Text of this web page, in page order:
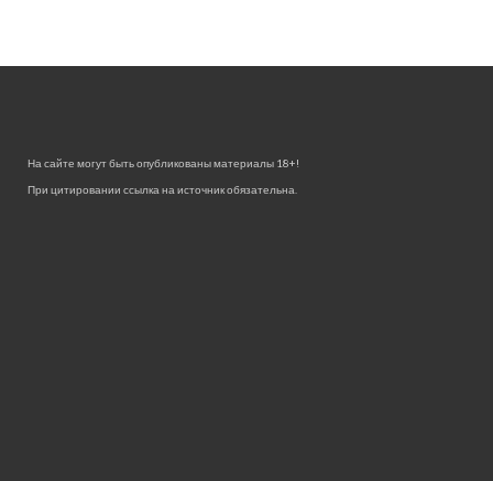
На сайте могут быть опубликованы материалы 18+!
При цитировании ссылка на источник обязательна.